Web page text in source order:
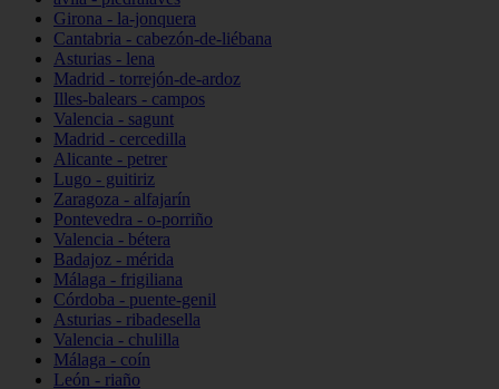
Girona - la-jonquera
Cantabria - cabezón-de-liébana
Asturias - lena
Madrid - torrejón-de-ardoz
Illes-balears - campos
Valencia - sagunt
Madrid - cercedilla
Alicante - petrer
Lugo - guitiriz
Zaragoza - alfajarín
Pontevedra - o-porriño
Valencia - bétera
Badajoz - mérida
Málaga - frigiliana
Córdoba - puente-genil
Asturias - ribadesella
Valencia - chulilla
Málaga - coín
León - riaño